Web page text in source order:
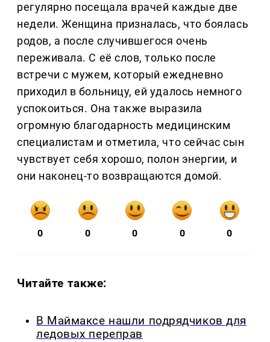
регулярно посещала врачей каждые две
недели. Женщина призналась, что боялась
родов, а после случившегося очень
переживала. С её слов, только после
встречи с мужем, который ежедневно
приходил в больницу, ей удалось немного
успокоиться. Она также выразила
огромную благодарность медицинским
специалистам и отметила, что сейчас сын
чувствует себя хорошо, полон энергии, и
они наконец-то возвращаются домой.
0 0 0 0 0
Читайте также:
В Маймаксе нашли подрядчиков для
ледовых переправ